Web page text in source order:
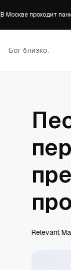
В Москве проходит
Кения: руководителей
Правозащитники
Бог близко.
Relevant